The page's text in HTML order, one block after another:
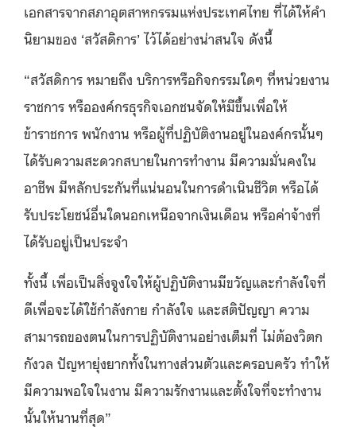
เอกสารจากสภาอุตสาหกรรมแห่งประเทศไทย ที่ได้ให้คำ
นิยามของ ‘สวัสดิการ’ ไว้ได้อย่างน่าสนใจ ดังนี้
“สวัสดิการ หมายถึง บริการหรือกิจกรรมใดๆ ที่หน่วยงาน
ราชการ หรือองค์กรธุรกิจเอกชนจัดให้มีขึ้นเพื่อให้
ข้าราชการ พนักงาน หรือผู้ที่ปฏิบัติงานอยู่ในองค์กรนั้นๆ
ได้รับความสะดวกสบายในการทำงาน มีความมั่นคงใน
อาชีพ มีหลักประกันที่แน่นอนในการดำเนินชีวิต หรือได้
รับประโยชน์อื่นใดนอกเหนือจากเงินเดือน หรือค่าจ้างที่
ได้รับอยู่เป็นประจำ
ทั้งนี้ เพื่อเป็นสิ่งจูงใจให้ผู้ปฏิบัติงานมีขวัญและกำลังใจที่
ดีเพื่อจะได้ใช้กำลังกาย กำลังใจ และสติปัญญา ความ
สามารถของตนในการปฏิบัติงานอย่างเต็มที่ ไม่ต้องวิตก
กังวล ปัญหายุ่งยากทั้งในทางส่วนตัวและครอบครัว ทำให้
มีความพอใจในงาน มีความรักงานและตั้งใจที่จะทำงาน
นั้นให้นานที่สุด”